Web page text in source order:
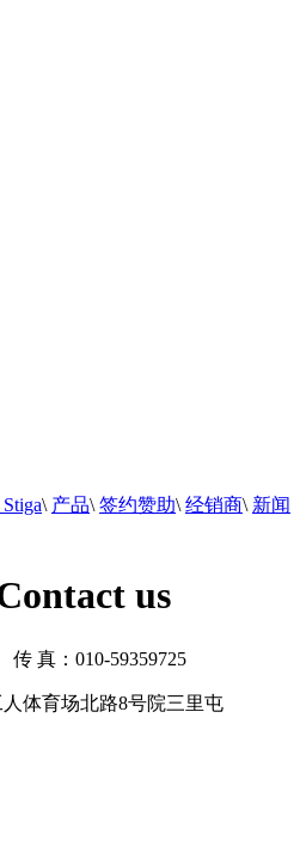
\ 产品\ 签约赞助\ 经销商\ 新闻
us
真：010-59359725
体育场北路8号院三里屯